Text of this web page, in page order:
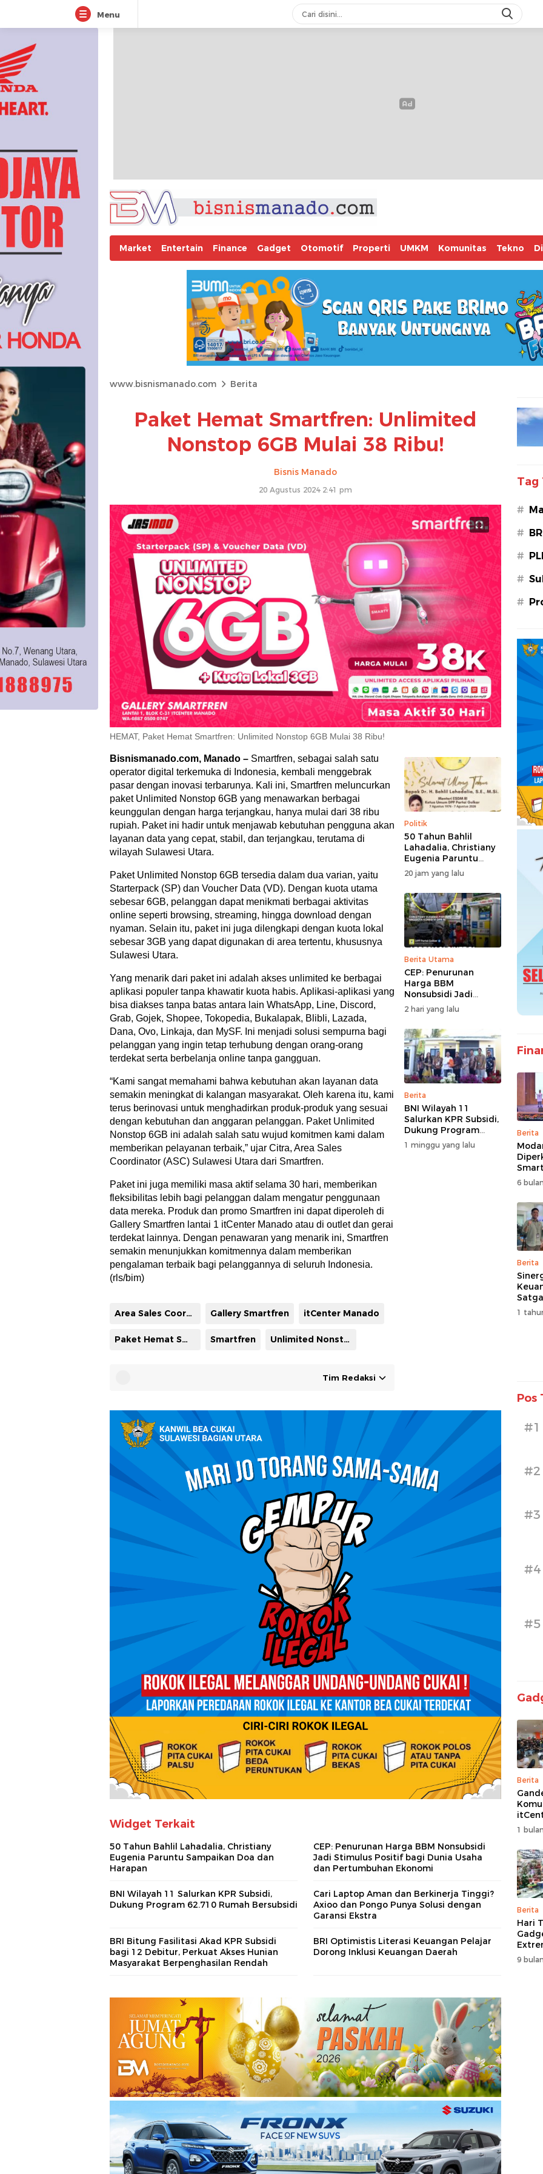
Menu
Market Entertain Finance Gadget Otomotif Properti UMKM Komunitas Tekno
www.bisnismanado.com Berita
Paket Hemat Smartfren: Unlimited
Nonstop 6GB Mulai 38 Ribu!
Bisnis Manado
20 Agustus 2024 2:41 pm
HEMAT, Paket Hemat Smartfren: Unlimited Nonstop 6GB Mulai 38 Ribu!
Bisnismanado.com, Manado – Smartfren, sebagai salah satu
operator digital terkemuka di Indonesia, kembali menggebrak
pasar dengan inovasi terbarunya. Kali ini, Smartfren meluncurkan
paket Unlimited Nonstop 6GB yang menawarkan berbagai
keunggulan dengan harga terjangkau, hanya mulai dari 38 ribu
rupiah. Paket ini hadir untuk menjawab kebutuhan pengguna akan
layanan data yang cepat, stabil, dan terjangkau, terutama di
wilayah Sulawesi Utara.
Paket Unlimited Nonstop 6GB tersedia dalam dua varian, yaitu
Starterpack (SP) dan Voucher Data (VD). Dengan kuota utama
sebesar 6GB, pelanggan dapat menikmati berbagai aktivitas
online seperti browsing, streaming, hingga download dengan
nyaman. Selain itu, paket ini juga dilengkapi dengan kuota lokal
sebesar 3GB yang dapat digunakan di area tertentu, khususnya
Sulawesi Utara.
Yang menarik dari paket ini adalah akses unlimited ke berbagai
aplikasi populer tanpa khawatir kuota habis. Aplikasi-aplikasi yang
bisa diakses tanpa batas antara lain WhatsApp, Line, Discord,
Grab, Gojek, Shopee, Tokopedia, Bukalapak, Blibli, Lazada,
Dana, Ovo, Linkaja, dan MySF. Ini menjadi solusi sempurna bagi
pelanggan yang ingin tetap terhubung dengan orang-orang
terdekat serta berbelanja online tanpa gangguan.
“Kami sangat memahami bahwa kebutuhan akan layanan data
semakin meningkat di kalangan masyarakat. Oleh karena itu, kami
terus berinovasi untuk menghadirkan produk-produk yang sesuai
dengan kebutuhan dan anggaran pelanggan. Paket Unlimited
Nonstop 6GB ini adalah salah satu wujud komitmen kami dalam
memberikan pelayanan terbaik,” ujar Citra, Area Sales
Coordinator (ASC) Sulawesi Utara dari Smartfren.
Paket ini juga memiliki masa aktif selama 30 hari, memberikan
fleksibilitas lebih bagi pelanggan dalam mengatur penggunaan
data mereka. Produk dan promo Smartfren ini dapat diperoleh di
Gallery Smartfren lantai 1 itCenter Manado atau di outlet dan gerai
terdekat lainnya. Dengan penawaran yang menarik ini, Smartfren
semakin menunjukkan komitmennya dalam memberikan
pengalaman terbaik bagi pelanggannya di seluruh Indonesia.
(rls/bim)
Area Sales Coordinator (ASC) Sulawesi Utara Smartfren Citra Gallery Smartfren itCenter Manado
Paket Hemat Smartfren Smartfren Unlimited Nonstop
Tim Redaksi
Politik
50 Tahun Bahlil
Lahadalia, Christiany
Eugenia Paruntu
Sampaikan Doa dan
Harapan
20 jam yang lalu
Berita Utama
CEP: Penurunan
Harga BBM
Nonsubsidi Jadi
Stimulus Positif bagi
Dunia Usaha dan
Pertumbuhan
Ekonomi
2 hari yang lalu
Berita
BNI Wilayah 11
Salurkan KPR Subsidi,
Dukung Program
62.710 Rumah
Bersubsidi
1 minggu yang lalu
Widget Terkait
50 Tahun Bahlil Lahadalia, Christiany
Eugenia Paruntu Sampaikan Doa dan
Harapan
CEP: Penurunan Harga BBM Nonsubsidi
Jadi Stimulus Positif bagi Dunia Usaha
dan Pertumbuhan Ekonomi
BNI Wilayah 11 Salurkan KPR Subsidi,
Dukung Program 62.710 Rumah Bersubsidi
Cari Laptop Aman dan Berkinerja Tinggi?
Axioo dan Pongo Punya Solusi dengan
Garansi Ekstra
BRI Bitung Fasilitasi Akad KPR Subsidi
bagi 12 Debitur, Perkuat Akses Hunian
Masyarakat Berpenghasilan Rendah
BRI Optimistis Literasi Keuangan Pelajar
Dorong Inklusi Keuangan Daerah
Tag
#
#
#
#
#
Berita
6
Berita
1
Pos
#1
#2
#3
#4
#5
Berita
Free
Siap
1
Berita
Hari
9